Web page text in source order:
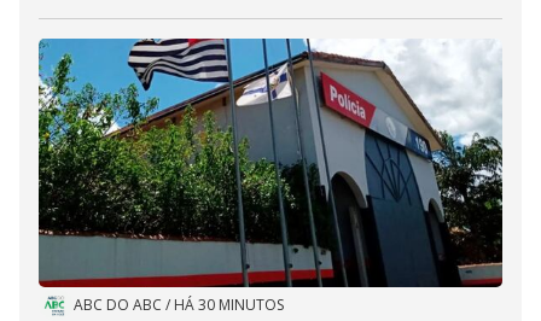
ABC DO ABC / HÁ 30 MINUTOS